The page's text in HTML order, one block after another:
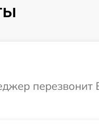
перезвонит